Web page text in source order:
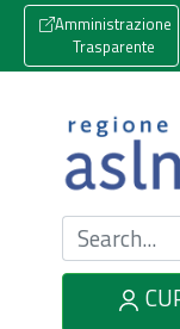
Amministrazione
Trasparente
Cerca nel sito